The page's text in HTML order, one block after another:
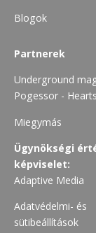
Blogok
Partnerek
Underground
Pogessor -
Miegymás
Ügynökségi
képviselet:
Adaptive Media
Adatvédelmi- és
sütibeállítások